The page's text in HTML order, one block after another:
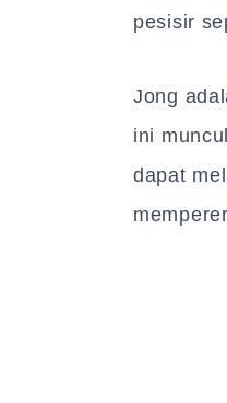
pesisir
Jong
ini
dapat